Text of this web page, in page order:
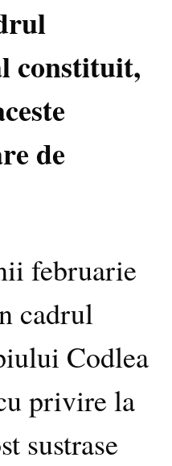
constituit,
de
februarie
cadrul
Codlea
privire la
sustrase